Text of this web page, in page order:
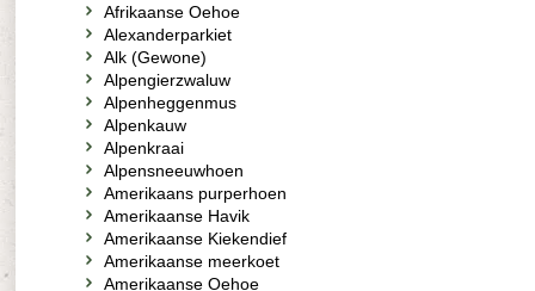
Afrikaanse Oehoe
Alexanderparkiet
Alk (Gewone)
Alpengierzwaluw
Alpenheggenmus
Alpenkauw
Alpenkraai
Alpensneeuwhoen
Amerikaans purperhoen
Amerikaanse Havik
Amerikaanse Kiekendief
Amerikaanse meerkoet
Amerikaanse Oehoe